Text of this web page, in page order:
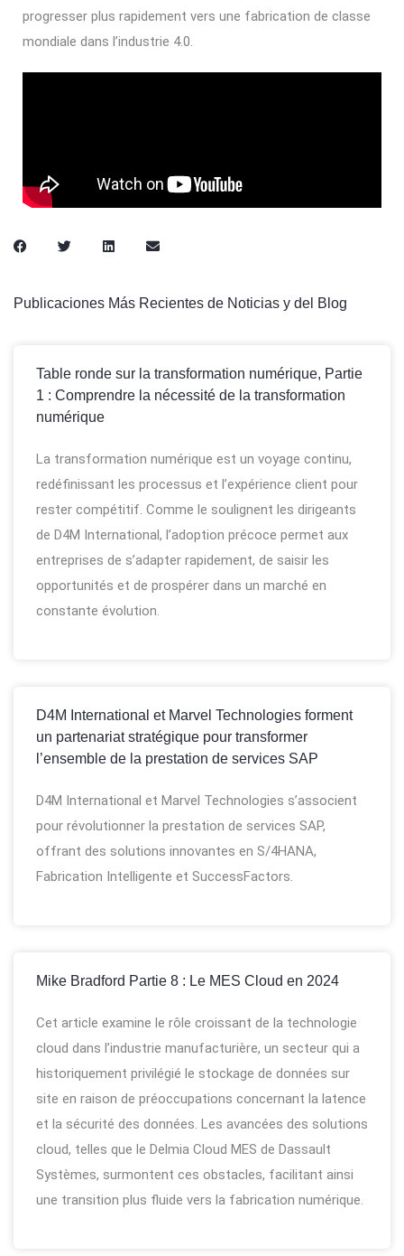
progresser plus rapidement vers une fabrication de classe
mondiale dans l’industrie 4.0.
Publicaciones Más Recientes de Noticias y del Blog
Table ronde sur la transformation numérique, Partie
1 : Comprendre la nécessité de la transformation
numérique
La transformation numérique est un voyage continu,
redéfinissant les processus et l’expérience client pour
rester compétitif. Comme le soulignent les dirigeants
de D4M International, l’adoption précoce permet aux
entreprises de s’adapter rapidement, de saisir les
opportunités et de prospérer dans un marché en
constante évolution.
D4M International et Marvel Technologies forment
un partenariat stratégique pour transformer
l’ensemble de la prestation de services SAP
D4M International et Marvel Technologies s’associent
pour révolutionner la prestation de services SAP,
offrant des solutions innovantes en S/4HANA,
Fabrication Intelligente et SuccessFactors.
Mike Bradford Partie 8 : Le MES Cloud en 2024
Cet article examine le rôle croissant de la technologie
cloud dans l’industrie manufacturière, un secteur qui a
historiquement privilégié le stockage de données sur
site en raison de préoccupations concernant la latence
et la sécurité des données. Les avancées des solutions
cloud, telles que le Delmia Cloud MES de Dassault
Systèmes, surmontent ces obstacles, facilitant ainsi
une transition plus fluide vers la fabrication numérique.